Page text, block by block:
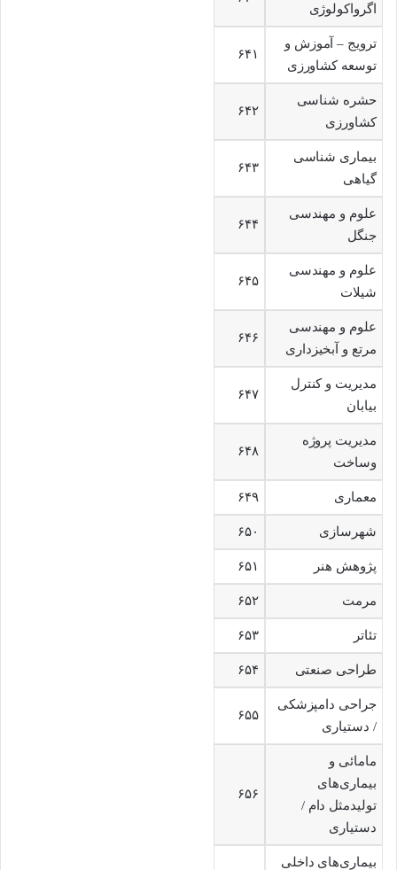
اگرواکولوژی
ترویج – آموزش و
توسعه کشاورزی
۶۴۱
حشره شناسی
کشاورزی
۶۴۲
بیماری شناسی
گیاهی
۶۴۳
علوم و مهندسی
جنگل
۶۴۴
علوم و مهندسی
شیلات
۶۴۵
علوم و مهندسی
مرتع و آبخیزداری
۶۴۶
مدیریت و کنترل
بیابان
۶۴۷
مدیریت پروژه
وساخت
۶۴۸
معماری ۶۴۹
شهرسازی ۶۵۰
پژوهش هنر ۶۵۱
مرمت ۶۵۲
تئاتر ۶۵۳
طراحی صنعتی ۶۵۴
جراحی دامپزشکی
/ دستیاری
۶۵۵
مامائی و
بیماری‌های
تولیدمثل دام /
دستیاری
۶۵۶
بیماری‌های داخلی